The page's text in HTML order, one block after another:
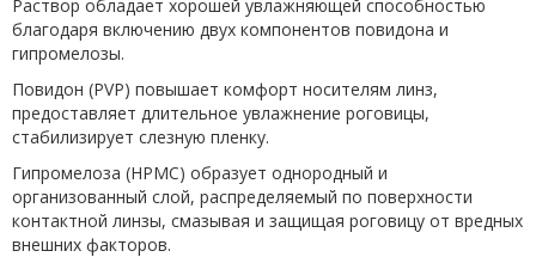
Раствор обладает хорошей увлажняющей способностью
благодаря включению двух компонентов повидона и
гипромелозы.
Повидон (PVP) повышает комфорт носителям линз,
предоставляет длительное увлажнение роговицы,
стабилизирует слезную пленку.
Гипромелоза (HPMC) образует однородный и
организованный слой, распределяемый по поверхности
контактной линзы, смазывая и защищая роговицу от вредных
внешних факторов.